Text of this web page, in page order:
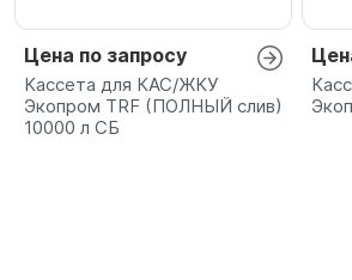
Цена по запросу
Кассета для КАС/ЖКУ
Экопром TRF (ПОЛНЫЙ слив)
10000 л СБ